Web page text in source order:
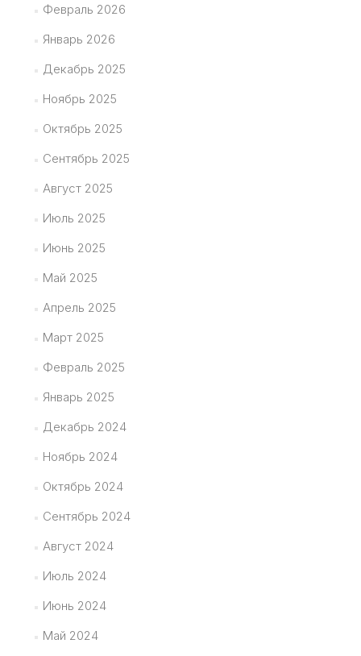
Февраль 2026
Январь 2026
Декабрь 2025
Ноябрь 2025
Октябрь 2025
Сентябрь 2025
Август 2025
Июль 2025
Июнь 2025
Май 2025
Апрель 2025
Март 2025
Февраль 2025
Январь 2025
Декабрь 2024
Ноябрь 2024
Октябрь 2024
Сентябрь 2024
Август 2024
Июль 2024
Июнь 2024
Май 2024